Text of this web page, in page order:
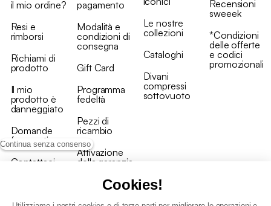
Continua senza consenso
Cookies!
il mio ordine?
Resi e
rimborsi
Richiami di
prodotto
Il mio
prodotto è
danneggiato
Domande
frequenti
Contattaci
pagamento
Modalità e
condizioni di
consegna
Gift Card
Programma
fedeltà
Pezzi di
ricambio
Attivazione
della garanzia
Le nostre
collezioni
Cataloghi
Divani
compressi
sottovuoto
Recensioni
sweeek
*Condizioni
delle offerte
e codici
promozionali